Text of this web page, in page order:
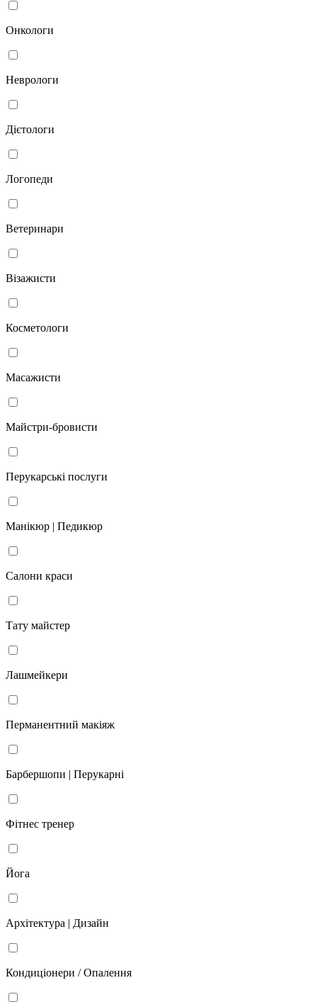
Онкологи
Неврологи
Дієтологи
Логопеди
Ветеринари
Візажисти
Косметологи
Масажисти
Майстри-бровисти
Перукарські послуги
Манікюр | Педикюр
Салони краси
Тату майстер
Лашмейкери
Перманентний макіяж
Барбершопи | Перукарні
Фітнес тренер
Йога
Архітектура | Дизайн
Кондиціонери / Опалення